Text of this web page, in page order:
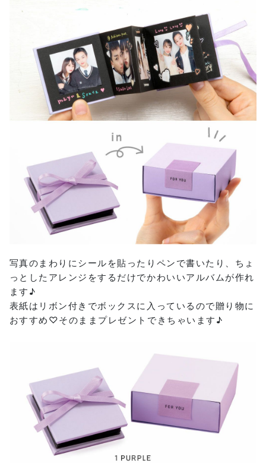
写真のまわりにシールを貼ったりペンで書いたり、ちょ
っとしたアレンジをするだけでかわいいアルバムが作れ
ます♪
表紙はリボン付きでボックスに入っているので贈り物に
おすすめ♡そのままプレゼントできちゃいます♪